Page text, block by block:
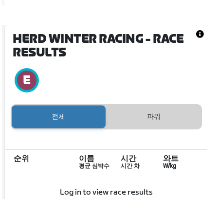
HERD WINTER RACING- RACE
RESULTS
전체 파워
순위 이름
평균 심박수
시간
시간 차
와트
W/kg
Log in to view race results